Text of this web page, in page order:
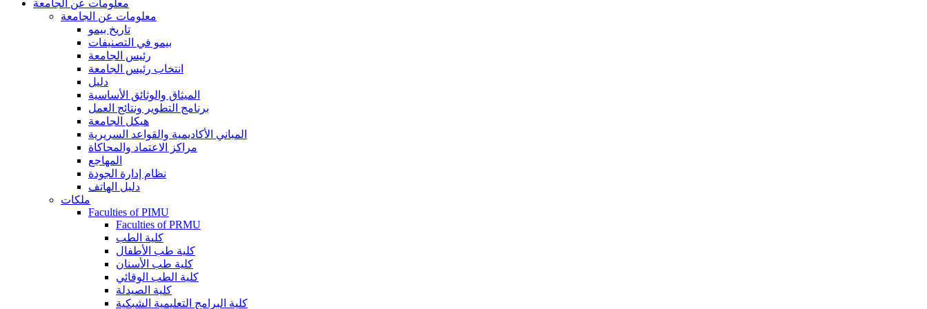
معلومات عن الجامعة
معلومات عن الجامعة
تاريخ بيمو
بيمو في التصنيفات
رئيس الجامعة
انتخاب رئيس الجامعة
دليل
الميثاق والوثائق الأساسية
برنامج التطوير ونتائج العمل
هيكل الجامعة
المباني الأكاديمية والقواعد السريرية
مراكز الاعتماد والمحاكاة
المهاجع
نظام إدارة الجودة
دليل الهاتف
ملكات
Faculties of PIMU
Faculties of PRMU
كلية الطب
كلية طب الأطفال
كلية طب الأسنان
كلية الطب الوقائي
كلية الصيدلة
كلية البرامج التعليمية الشبكية